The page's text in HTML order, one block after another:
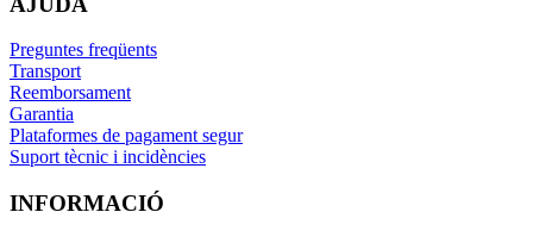
Preguntes freqüents
Transport
Reemborsament
Garantia
Plataformes de pagament segur
Suport tècnic i incidències
INFORMACIÓ